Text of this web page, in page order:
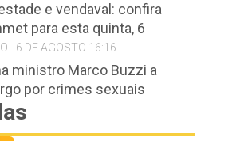
e vendaval: confira
para esta quinta, 6
- 6 DE AGOSTO 16:16
ministro Marco Buzzi a
por crimes sexuais